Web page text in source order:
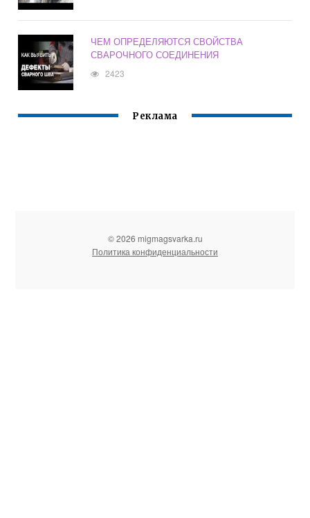
ЧЕМ ОПРЕДЕЛЯЮТСЯ СВОЙСТВА
СВАРОЧНОГО СОЕДИНЕНИЯ
2423
Реклама
© 2026 migmagsvarka.ru
Политика конфиденциальности